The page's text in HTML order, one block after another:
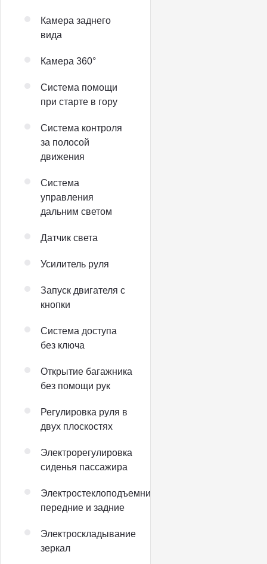
Камера заднего
вида
Камера 360°
Система помощи
при старте в гору
Система контроля
за полосой
движения
Система
управления
дальним светом
Датчик света
Усилитель руля
Запуск двигателя с
кнопки
Система доступа
без ключа
Открытие багажника
без помощи рук
Регулировка руля в
двух плоскостях
Электрорегулировка
сиденья пассажира
Электростеклоподъемники
передние и задние
Электроскладывание
зеркал